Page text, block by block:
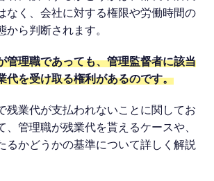
なく、会社に対する権限や労働時間の
から判断されます。
管理職であっても、管理監督者に該当
代を受け取る権利があるのです。
残業代が支払われないことに関してお
、管理職が残業代を貰えるケースや、
るかどうかの基準について詳しく解説